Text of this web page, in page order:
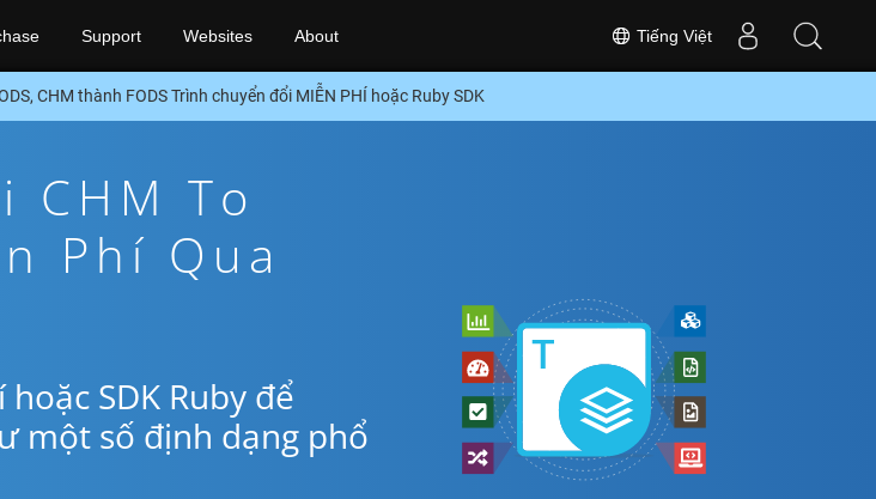
Tiếng Việt
Support Websites About
CHM thành FODS Trình chuyển đổi MIỄN PHÍ hoặc Ruby SDK
CHM To
Phí Qua
SDK Ruby để
một số định dạng phổ